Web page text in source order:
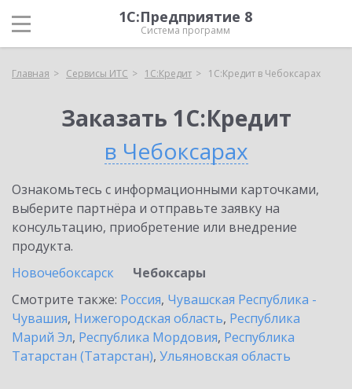
1С:Предприятие 8
Система программ
Главная Сервисы ИТС 1С:Кредит 1С:Кредит в Чебоксарах
Заказать 1С:Кредит
в Чебоксарах
Ознакомьтесь с информационными карточками,
выберите партнёра и отправьте заявку на
консультацию, приобретение или внедрение
продукта.
Новочебоксарск
Чебоксары
Смотрите также: Россия, Чувашская Республика -
Чувашия, Нижегородская область, Республика
Марий Эл, Республика Мордовия, Республика
Татарстан (Татарстан), Ульяновская область